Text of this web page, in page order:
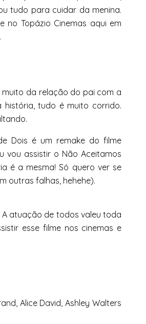
tudo para cuidar da menina.
no Topázio Cinemas aqui em
muito da relação do pai com a
tudo é muito corrido.
Dois é um remake do filme
vou assistir o Não Aceitamos
é a mesma! Só quero ver se
outras falhas, hehehe).
A atuação de todos valeu toda
esse filme nos cinemas e
Alice David, Ashley Walters